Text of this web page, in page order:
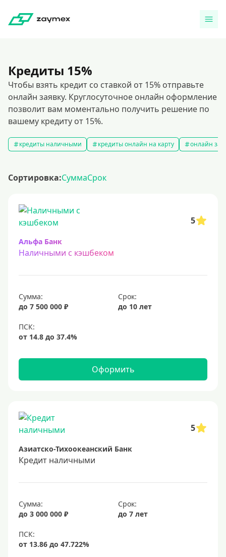
Кредиты 15%
Чтобы взять кредит со ставкой от 15% отправьте
онлайн заявку. Круглосуточное онлайн оформление
позволит вам моментально получить решение по
вашему кредиту от 15%.
кредиты наличными кредиты онлайн на карту онлайн
Сортировка:СуммаСрок
5
Альфа Банк
Наличными с кэшбеком
Сумма:
до 7 500 000 ₽
Срок:
до 10 лет
Оформить
5
Азиатско-Тихоокеанский Банк
Кредит наличными
Сумма:
до 3 000 000 ₽
Срок:
до 7 лет